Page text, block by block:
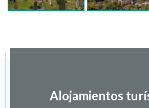
Alojamientos